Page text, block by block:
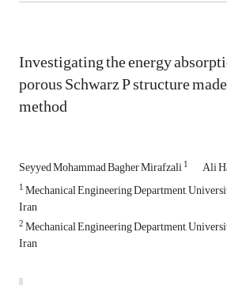
Investigating the energy
porous Schwarz P structure
method
Seyyed Mohammad Bagher Mirafzali1 Ali
1Mechanical Engineering Department,
Iran
2Mechanical Engineering Department,
Iran